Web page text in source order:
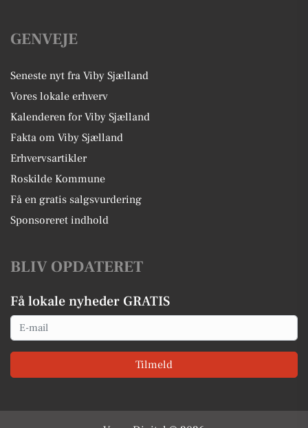
GENVEJE
Seneste nyt fra Viby Sjælland
Vores lokale erhverv
Kalenderen for Viby Sjælland
Fakta om Viby Sjælland
Erhvervsartikler
Roskilde Kommune
Få en gratis salgsvurdering
Sponsoreret indhold
BLIV OPDATERET
Få lokale nyheder GRATIS
Email
Tilmeld